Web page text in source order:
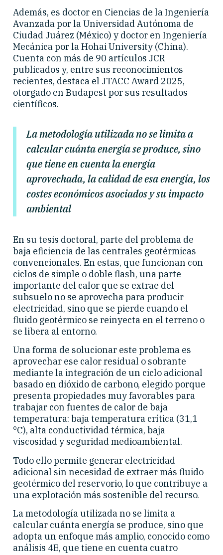
Además, es doctor en Ciencias de la Ingeniería
Avanzada por la Universidad Autónoma de
Ciudad Juárez (México) y doctor en Ingeniería
Mecánica por la Hohai University (China).
Cuenta con más de 90 artículos JCR
publicados y, entre sus reconocimientos
recientes, destaca el JTACC Award 2025,
otorgado en Budapest por sus resultados
científicos.
La metodología utilizada no se limita a
calcular cuánta energía se produce, sino
que tiene en cuenta la energía
aprovechada, la calidad de esa energía, los
costes económicos asociados y su impacto
ambiental
En su tesis doctoral, parte del problema de
baja eficiencia de las centrales geotérmicas
convencionales. En estas, que funcionan con
ciclos de simple o doble flash, una parte
importante del calor que se extrae del
subsuelo no se aprovecha para producir
electricidad, sino que se pierde cuando el
fluido geotérmico se reinyecta en el terreno o
se libera al entorno.
Una forma de solucionar este problema es
aprovechar ese calor residual o sobrante
mediante la integración de un ciclo adicional
basado en dióxido de carbono, elegido porque
presenta propiedades muy favorables para
trabajar con fuentes de calor de baja
temperatura: baja temperatura crítica (31,1
°C), alta conductividad térmica, baja
viscosidad y seguridad medioambiental.
Todo ello permite generar electricidad
adicional sin necesidad de extraer más fluido
geotérmico del reservorio, lo que contribuye a
una explotación más sostenible del recurso.
La metodología utilizada no se limita a
calcular cuánta energía se produce, sino que
adopta un enfoque más amplio, conocido como
análisis 4E, que tiene en cuenta cuatro